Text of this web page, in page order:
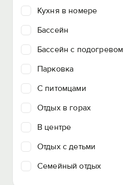
Кухня в номере
Бассейн
Бассейн с подогревом
Парковка
C питомцами
Отдых в горах
В центре
Отдых с детьми
Семейный отдых